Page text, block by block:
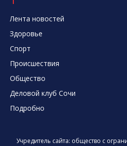
Лента новостей
Здоровье
Спорт
Происшествия
Общество
Деловой клуб Сочи
Подробно
Учредитель сайта: общество с